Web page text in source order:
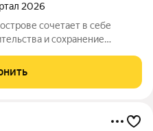
2026
сочетает в себе
и сохранение
этом атмосферы старого